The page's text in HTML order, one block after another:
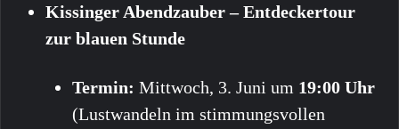
Kissinger Abendzauber – Entdeckertour
zur blauen Stunde
Termin: Mittwoch, 3. Juni um 19:00 Uhr
(Lustwandeln im stimmungsvollen